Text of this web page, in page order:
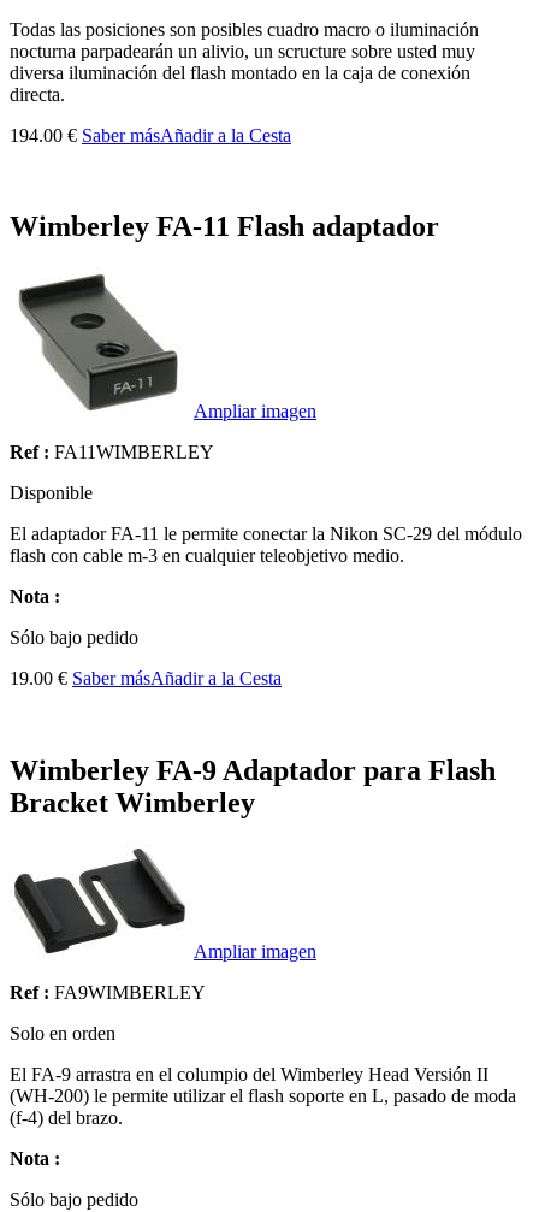
Todas las posiciones son posibles cuadro macro o iluminación
nocturna parpadearán un alivio, un scructure sobre usted muy
diversa iluminación del flash montado en la caja de conexión
directa.
194.00 € Saber másAñadir a la Cesta
Wimberley FA-11 Flash adaptador
Ampliar imagen
Ref : FA11WIMBERLEY
Disponible
El adaptador FA-11 le permite conectar la Nikon SC-29 del módulo
flash con cable m-3 en cualquier teleobjetivo medio.
Nota :
Sólo bajo pedido
19.00 € Saber másAñadir a la Cesta
Wimberley FA-9 Adaptador para Flash
Bracket Wimberley
Ampliar imagen
Ref : FA9WIMBERLEY
Solo en orden
El FA-9 arrastra en el columpio del Wimberley Head Versión II
(WH-200) le permite utilizar el flash soporte en L, pasado de moda
(f-4) del brazo.
Nota :
Sólo bajo pedido